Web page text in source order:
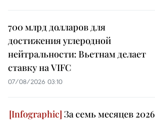
700 млрд долларов для
достижения углеродной
нейтральности: Вьетнам делает
ставку на VIFC
07/08/2026 03:10
За семь месяцев 2026